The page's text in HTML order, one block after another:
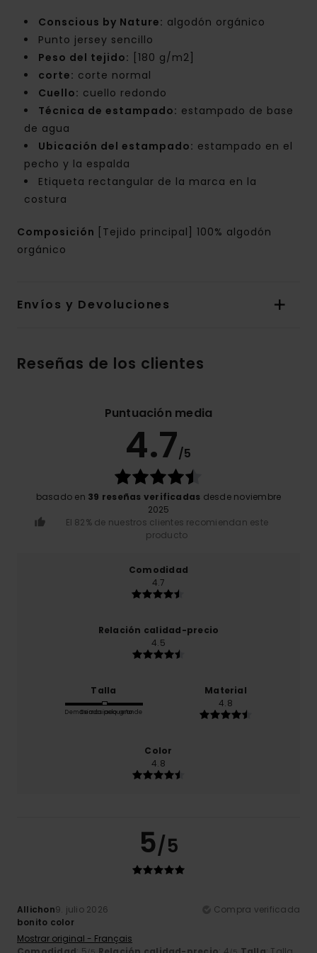
Conscious by Nature: algodón orgánico
Punto jersey sencillo
Peso del tejido: [180 g/m2]
corte: corte normal
Cuello: cuello redondo
Técnica de estampado: estampado de base
de agua
Ubicación del estampado: estampado en el
pecho y la espalda
Etiqueta rectangular de la marca en la
costura
Composición [Tejido principal] 100% algodón
orgánico
Envíos y Devoluciones
Reseñas de los clientes
Puntuación media
4.7/5
basado en 39 reseñas verificadas desde noviembre
2025
El 82% de nuestros clientes recomiendan este
producto
Comodidad
4.7
Relación calidad-precio
4.5
Talla
Demasiado pequeño
Demasiado grande
Material
4.8
Color
4.8
5/5
Allichon9. julio 2026
Compra verificada
bonito color
Mostrar original - Français